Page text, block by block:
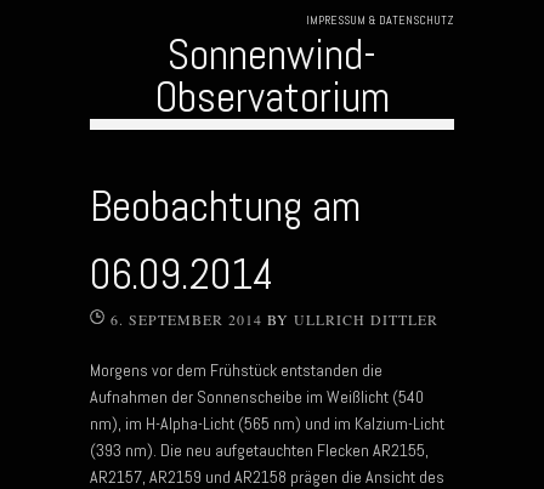
IMPRESSUM & DATENSCHUTZ
Sonnenwind-
Observatorium
Beobachtung am
06.09.2014
6. SEPTEMBER 2014 BY ULLRICH DITTLER
Morgens vor dem Frühstück entstanden die
Aufnahmen der Sonnenscheibe im Weißlicht (540
nm), im H-Alpha-Licht (565 nm) und im Kalzium-Licht
(393 nm). Die neu aufgetauchten Flecken AR2155,
AR2157, AR2159 und AR2158 prägen die Ansicht des